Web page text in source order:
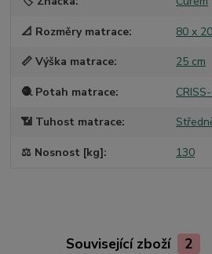
📐 Rozměry matrace 80 x
📏 Výška matrace 25 cm
🧶 Potah matrace
📶 Tuhost matrace
⚖️ Nosnost [kg] 130
Související zboží 2